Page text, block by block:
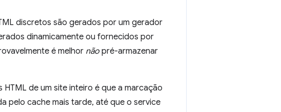
discretos são gerados por um gerador
dinamicamente ou fornecidos por
é melhor não pré-armazenar
de um site inteiro é que a marcação
pelo cache mais tarde, até que o service